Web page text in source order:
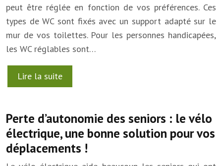
peut être réglée en fonction de vos préférences. Ces
types de WC sont fixés avec un support adapté sur le
mur de vos toilettes. Pour les personnes handicapées,
les WC réglables sont…
Lire la suite
Perte d’autonomie des seniors : le vélo
électrique, une bonne solution pour vos
déplacements !